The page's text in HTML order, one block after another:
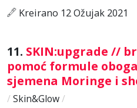
Kreirano 12 Ožujak 2021
11. SKIN:upgrade //
pomoć formule
sjemena Moringe i
/ Skin&Glow/